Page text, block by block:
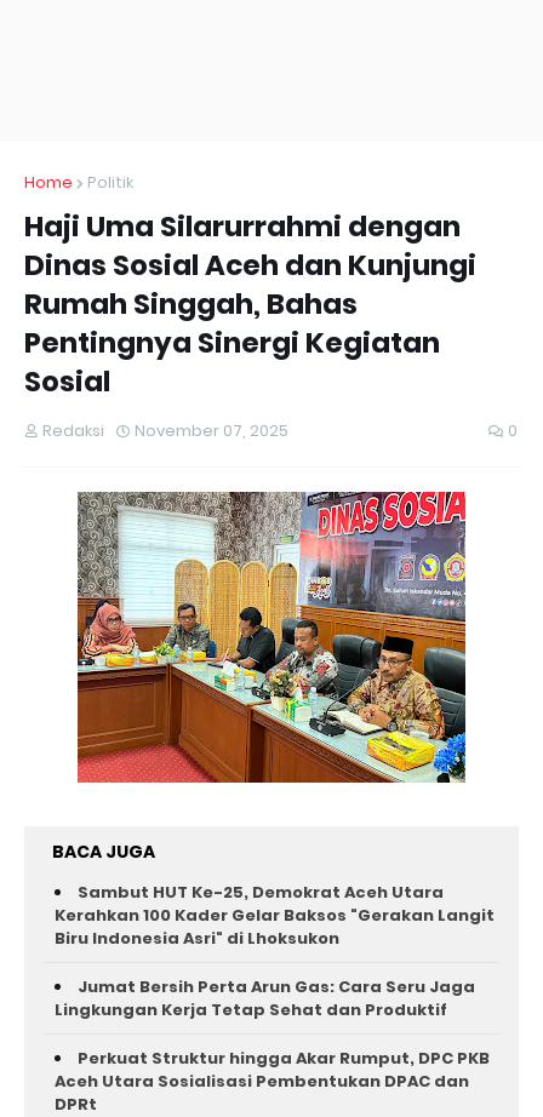
Home Politik
Haji Uma Silarurrahmi dengan
Dinas Sosial Aceh dan Kunjungi
Rumah Singgah, Bahas
Pentingnya Sinergi Kegiatan
Sosial
Redaksi November 07, 2025 0
BACA JUGA
Sambut HUT Ke-25, Demokrat Aceh Utara
Kerahkan 100 Kader Gelar Baksos "Gerakan Langit
Biru Indonesia Asri" di Lhoksukon
Jumat Bersih Perta Arun Gas: Cara Seru Jaga
Lingkungan Kerja Tetap Sehat dan Produktif
Perkuat Struktur hingga Akar Rumput, DPC PKB
Aceh Utara Sosialisasi Pembentukan DPAC dan
DPRt